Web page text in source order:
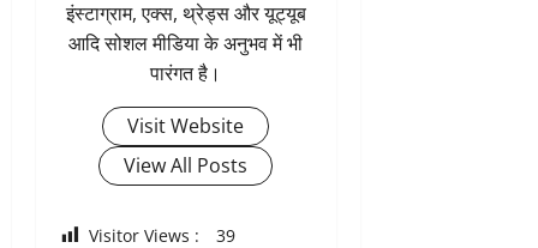
इंस्टाग्राम, एक्स, थ्रेड्स और यूट्यूब
आदि सोशल मीडिया के अनुभव में भी
पारंगत है।
Visit Website
View All Posts
Visitor Views : 39